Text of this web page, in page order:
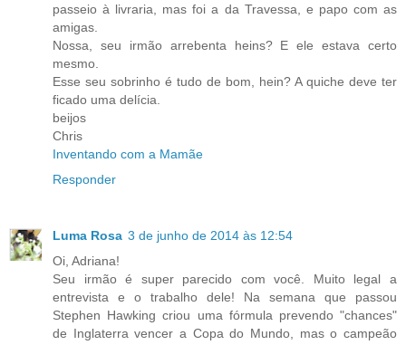
passeio à livraria, mas foi a da Travessa, e papo com as
amigas.
Nossa, seu irmão arrebenta heins? E ele estava certo
mesmo.
Esse seu sobrinho é tudo de bom, hein? A quiche deve ter
ficado uma delícia.
beijos
Chris
Inventando com a Mamãe
Responder
Luma Rosa 3 de junho de 2014 às 12:54
Oi, Adriana!
Seu irmão é super parecido com você. Muito legal a
entrevista e o trabalho dele! Na semana que passou
Stephen Hawking criou uma fórmula prevendo "chances"
de Inglaterra vencer a Copa do Mundo, mas o campeão